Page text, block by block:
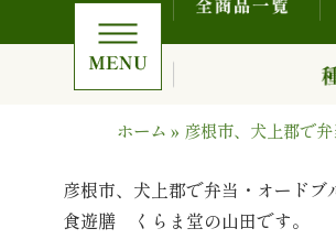
ホーム » 彦根市、犬上郡で
彦根市、犬上郡で弁当・オードブ
食遊膳 くらま堂の山田です。